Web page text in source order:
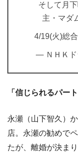
そして月
主・マダ
4/19(火)総
— ＮＨＫド
「信じられるパー
永瀬（山下智久）
店。永瀬の勧めで
たが、離婚が決ま